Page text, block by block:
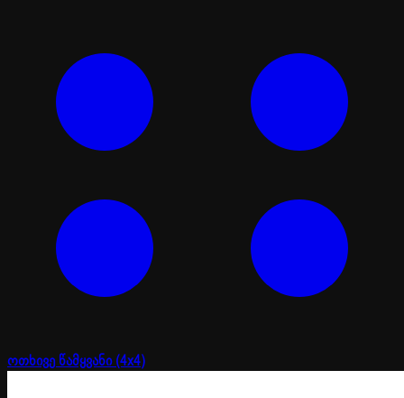
ოთხივე წამყვანი (4x4)